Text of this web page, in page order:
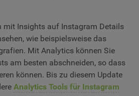
mit Insights auf Instagram Details
wie beispielsweise das
Mit Analytics können Sie
am besten abschneiden, so dass
können. Bis zu diesem Update
Analytics Tools für Instagram